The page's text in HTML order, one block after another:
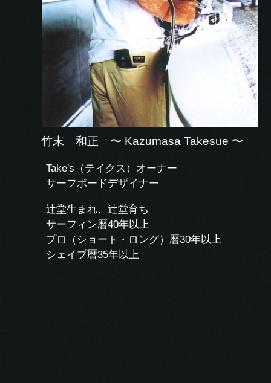
竹末 和正 〜 Kazumasa Takesue 〜
Take's（テイクス）オーナー
サーフボードデザイナー
辻堂生まれ、辻堂育ち
サーフィン暦40年以上
プロ（ショート・ロング）暦30年以上
シェイプ暦35年以上